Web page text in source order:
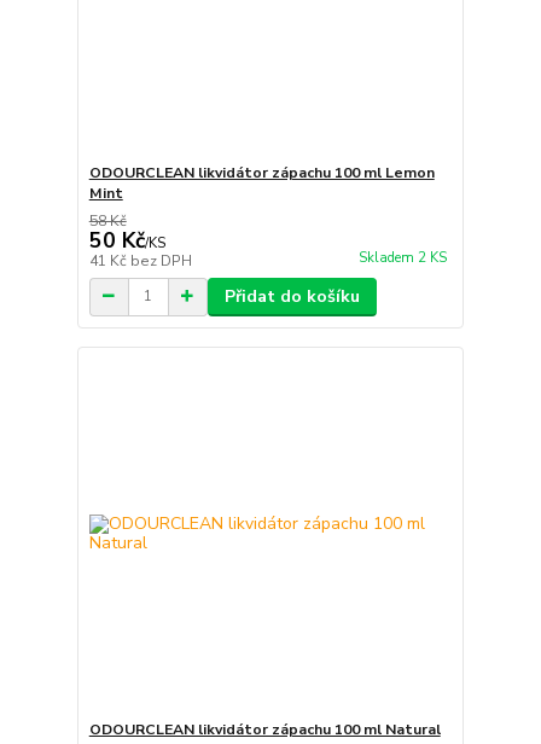
ODOURCLEAN likvidátor zápachu 100 ml Lemon
Mint
58 Kč
50 Kč/KS
41 Kč bez DPH Skladem 2 KS
Přidat do košíku
ODOURCLEAN likvidátor zápachu 100 ml Natural